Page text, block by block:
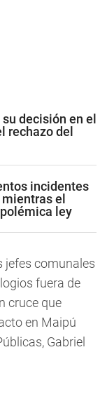
decisión en el
rechazo del
incidentes
el
ley
jefes comunales
fuera de
cruce que
en Maipú
Gabriel